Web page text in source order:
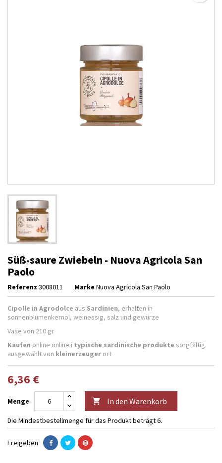
Süß-saure Zwiebeln - Nuova Agricola San
Paolo
Referenz 3008011 Marke Nuova Agricola San Paolo
Cipolle in Agrodolce aus Sardinien, erhalten in
sonnenblumenkernöl, weinessig, salz und gewürze
Vase von 210 gr
Kaufen online online i typische sardinische produkte sorgfältig
ausgewählt von kleinerzeuger ort
6,36 €
Menge  In den Warenkorb
Die Mindestbestellmenge für das Produkt beträgt 6.
Freigeben